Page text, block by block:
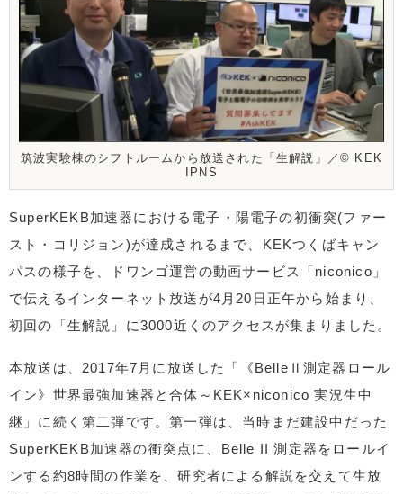
筑波実験棟のシフトルームから放送された「生解説」／©️ KEK
IPNS
SuperKEKB加速器における電子・陽電子の初衝突(ファー
スト・コリジョン)が達成されるまで、KEKつくばキャン
パスの様子を、ドワンゴ運営の動画サービス「niconico」
で伝えるインターネット放送が4月20日正午から始まり、
初回の「生解説」に3000近くのアクセスが集まりました。
本放送は、2017年7月に放送した「《BelleⅡ測定器ロール
イン》世界最強加速器と合体～KEK×niconico 実況生中
継」に続く第二弾です。第一弾は、当時まだ建設中だった
SuperKEKB加速器の衝突点に、Belle II 測定器をロールイ
ンする約8時間の作業を、研究者による解説を交えて生放